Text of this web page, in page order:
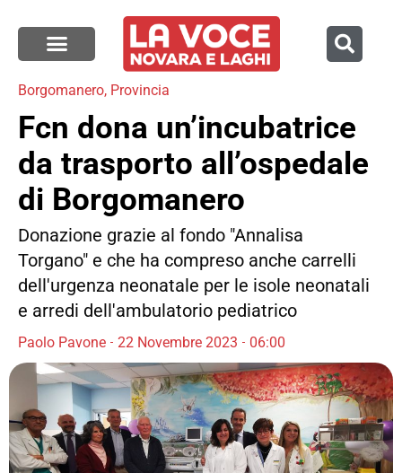
Borgomanero, Provincia
Fcn dona un’incubatrice
da trasporto all’ospedale
di Borgomanero
Donazione grazie al fondo "Annalisa
Torgano" e che ha compreso anche carrelli
dell'urgenza neonatale per le isole neonatali
e arredi dell'ambulatorio pediatrico
Paolo Pavone 22 Novembre 2023 06:00